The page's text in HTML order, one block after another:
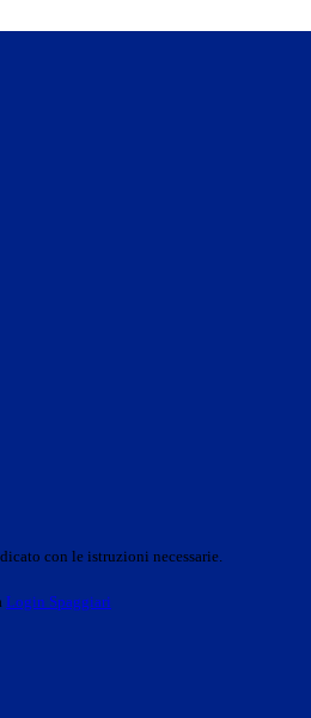
con le istruzioni necessarie.
Login Spaggiari